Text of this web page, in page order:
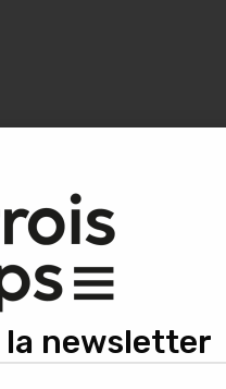
dans 8 lieux de la
à découvrir et des
sonores et
les esprits curieux.
comporte environ la
la newsletter